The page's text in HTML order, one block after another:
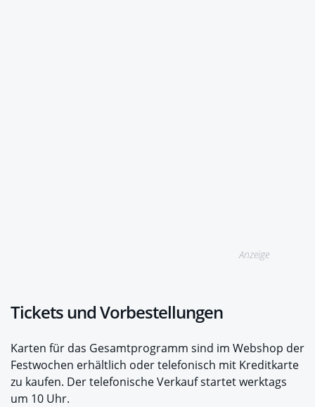
Anzeige
Tickets und Vorbestellungen
Karten für das Gesamtprogramm sind im Webshop der
Festwochen erhältlich oder telefonisch mit Kreditkarte
zu kaufen. Der telefonische Verkauf startet werktags
um 10 Uhr.